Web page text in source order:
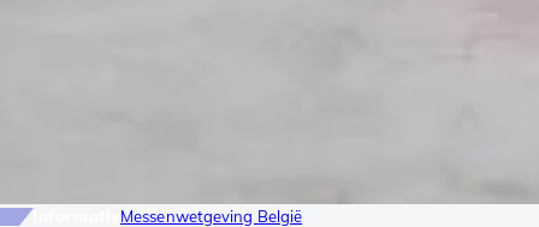
Messenwetgeving België